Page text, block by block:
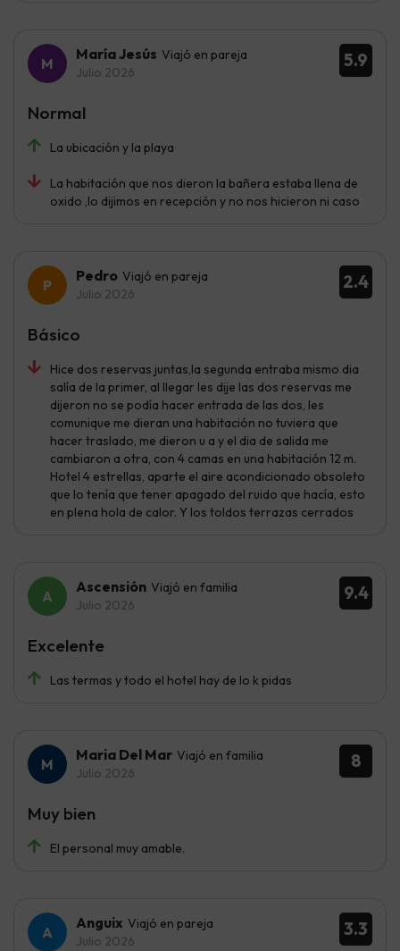
5.9
María Jesús Viajó en pareja
Julio 2026
La ubicación y la playa
La habitación que nos dieron la bañera estaba llena de
oxido ,lo dijimos en recepción y no nos hicieron ni caso
Normal
2.4
Pedro Viajó en pareja
Julio 2026
Hice dos reservas juntas,la segunda entraba mismo dia
salía de la primer, al llegar les dije las dos reservas me
dijeron no se podía hacer entrada de las dos, les
comunique me dieran una habitación no tuviera que
hacer traslado, me dieron u a y el dia de salida me
cambiaron a otra, con 4 camas en una habitación 12 m.
Hotel 4 estrellas, aparte el aire acondicionado obsoleto
que lo tenía que tener apagado del ruido que hacía, esto
en plena hola de calor. Y los toldos terrazas cerrados
Básico
9.4
Ascensión Viajó en familia
Julio 2026
Las termas y todo el hotel hay de lo k pidas
Excelente
8
Maria Del Mar Viajó en familia
Julio 2026
El personal muy amable.
Muy bien
3.3
Anguix Viajó en pareja
Julio 2026